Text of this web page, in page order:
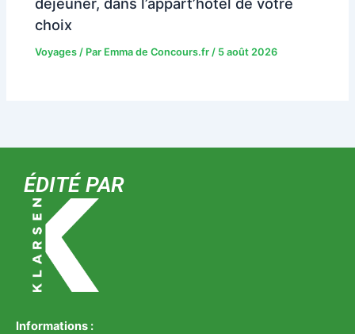
choix
Voyages / Par Emma de Concours.fr/ 5 août 2026
ÉDITÉ PAR
Informations :